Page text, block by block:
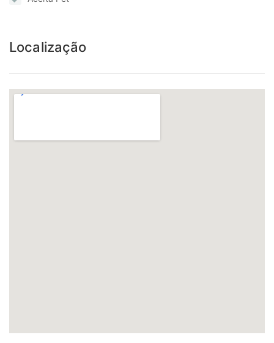
Localização